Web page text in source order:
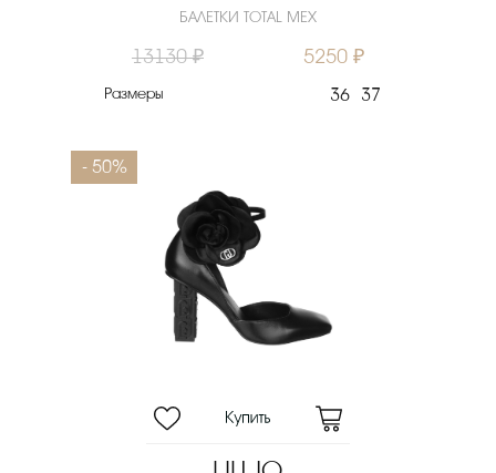
БАЛЕТКИ TOTAL МЕХ
13130 ₽ 5250 ₽
Размеры 36 37
- 50%